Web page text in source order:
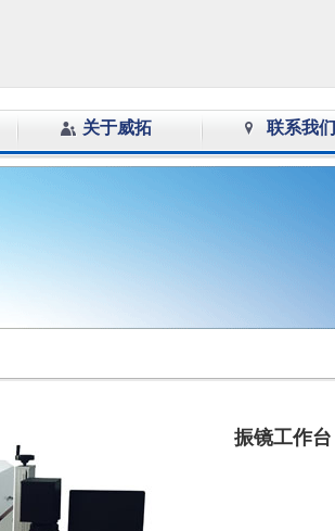
关于威拓 联系我们
振镜工作台